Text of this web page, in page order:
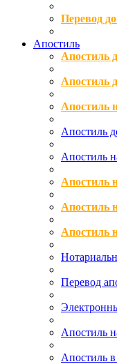
Перевод
Апостиль
Апостиль
Апостиль
Апостиль
Апостиль
Апостиль
Апостиль
Апостиль
Апостиль
Перевод
Апостиль
Апостиль